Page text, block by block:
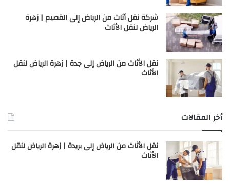
شركة نقل أثاث من الرياض إلى القصيم | زهرة
الرياض لنقل الأثاث
نقل الأثاث من الرياض إلى جدة | زهرة الرياض لنقل
الأثاث
أخر المقالات
نقل الأثاث من الرياض إلى بريدة | زهرة الرياض لنقل
الأثاث